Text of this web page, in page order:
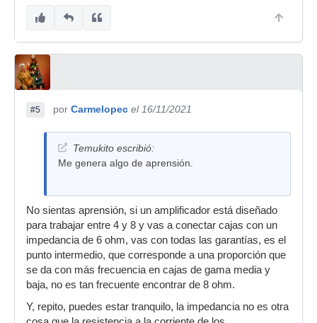
#5 por Carmelopec el 16/11/2021
Temukito escribió:
Me genera algo de aprensión.
No sientas aprensión, si un amplificador está diseñado
para trabajar entre 4 y 8 y vas a conectar cajas con un
impedancia de 6 ohm, vas con todas las garantías, es el
punto intermedio, que corresponde a una proporción que
se da con más frecuencia en cajas de gama media y
baja, no es tan frecuente encontrar de 8 ohm.
Y, repito, puedes estar tranquilo, la impedancia no es otra